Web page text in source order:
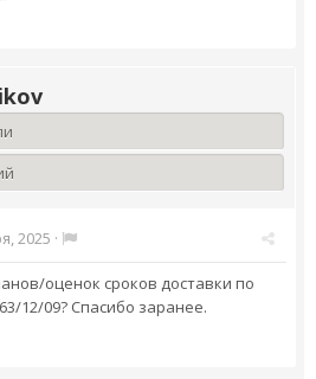
2025 ·
оценок сроков доставки по
12/09? Спасибо заранее.